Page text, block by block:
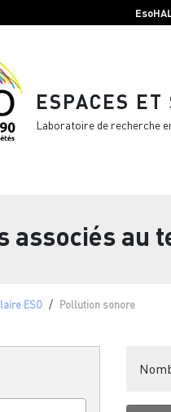
ESPACES ET
Laboratoire de recherche
associés au
ESO Pollution sonore